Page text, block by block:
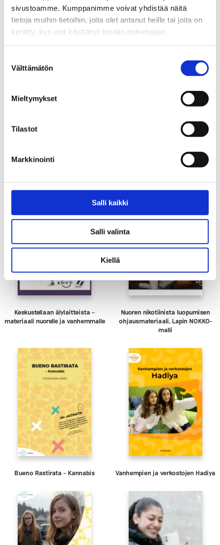
sivustoamme. Kumppanimme voivat yhdistää näitä
tietoja muihin tietoihin, joita olet antanut heille tai joita on
kerätty, kun olet käyttänyt heidän palvelujaan.
valinta
Välttämätön
Mieltymykset
Tilastot
Markkinointi
Salli kaikki
Salli valinta
Kiellä
0,00€
toiminta vuosina 2020-2025
julistesarja ja tarrat
Keskustellaan älylaitteista –
materiaali nuorelle ja vanhemmalle
Nuoren nikotiinista luopumisen
ohjausmateriaali, Lapin NOKKO-
malli
Bueno Rastirata – Kannabis Vanhempien ja verkostojen Hadiya